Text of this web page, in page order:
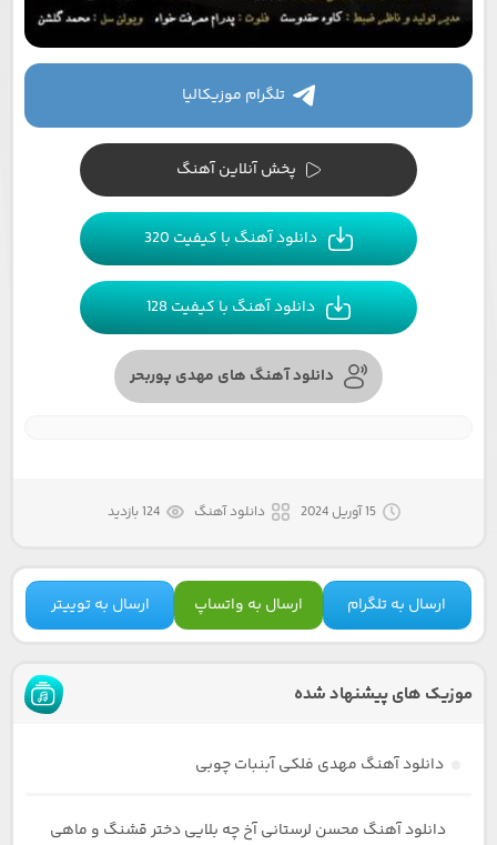
تلگرام موزیکالیا
پخش آنلاین آهنگ
دانلود آهنگ با کیفیت 320
دانلود آهنگ با کیفیت 128
دانلود آهنگ های مهدی پوربحر
15 آوریل 2024 دانلود آهنگ 124 بازدید
ارسال به تلگرام ارسال به واتساپ ارسال به توییتر
موزیک های پیشنهاد شده
دانلود آهنگ مهدی فلکی آبنبات چوبی
دانلود آهنگ محسن لرستانی آخ چه بلایی دختر قشنگ و ماهی